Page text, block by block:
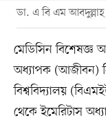
ডা. এ বি এম আবদুল্লাহ
মেডিসিন বিশেষজ্ঞ
অধ্যাপক (আজীবন)
বিশ্ববিদ্যালয়
থেকে ইমেরিটাস